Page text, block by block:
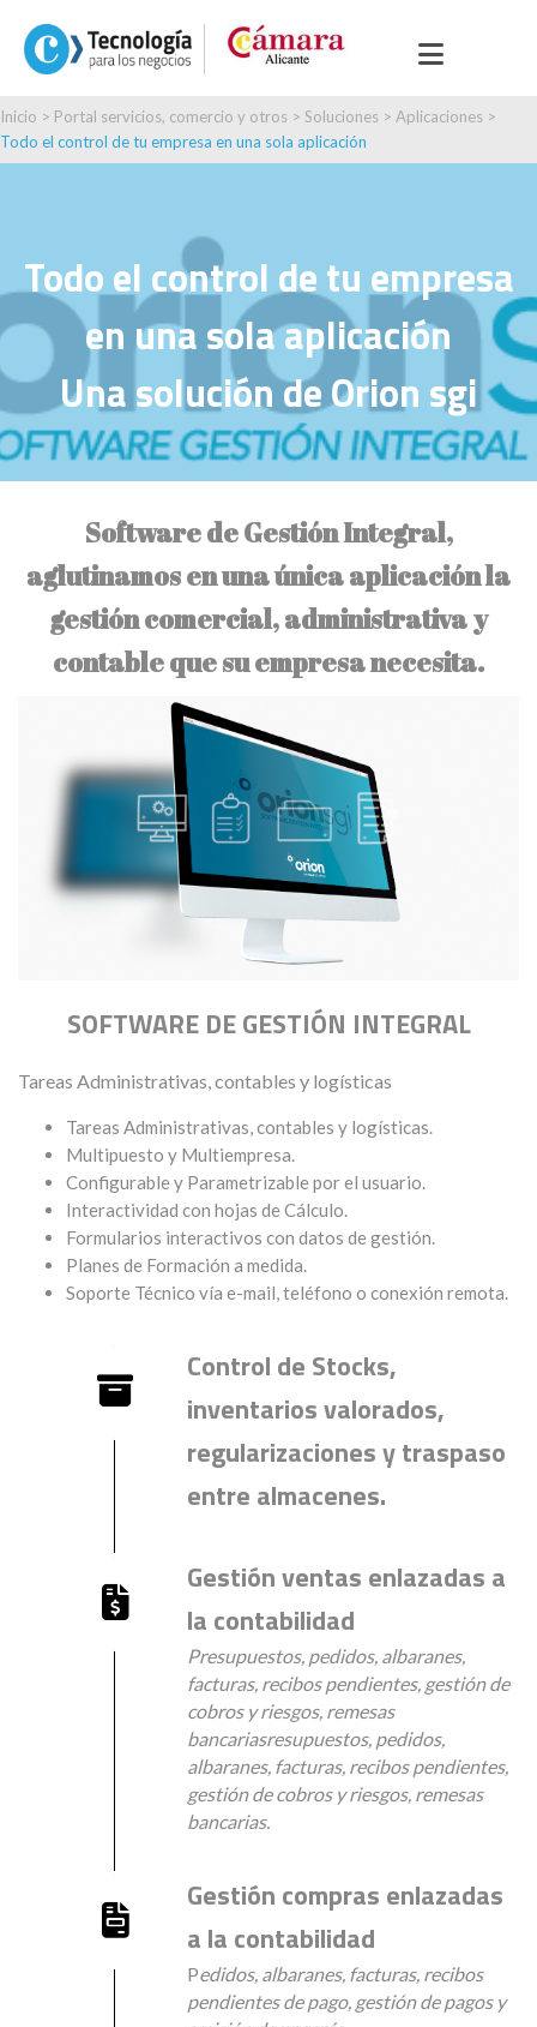
Inicio > Portal servicios, comercio y otros > Soluciones > Aplicaciones >
Todo el control de tu empresa en una sola aplicación
Todo el control de tu empresa
en una sola aplicación
Una solución de Orion sgi
Software de Gestión Integral,
aglutinamos en una única aplicación la
gestión comercial, administrativa y
contable que su empresa necesita.
SOFTWARE DE GESTIÓN INTEGRAL
Tareas Administrativas, contables y logísticas
Tareas Administrativas, contables y logísticas.
Multipuesto y Multiempresa.
Configurable y Parametrizable por el usuario.
Interactividad con hojas de Cálculo.
Formularios interactivos con datos de gestión.
Planes de Formación a medida.
Soporte Técnico vía e-mail, teléfono o conexión remota.
Control de Stocks,
inventarios valorados,
regularizaciones y traspaso
entre almacenes.
Gestión ventas enlazadas a
la contabilidad
Presupuestos, pedidos, albaranes,
facturas, recibos pendientes, gestión de
cobros y riesgos, remesas
bancariasresupuestos, pedidos,
albaranes, facturas, recibos pendientes,
gestión de cobros y riesgos, remesas
bancarias.
Gestión compras enlazadas
a la contabilidad
Pedidos, albaranes, facturas, recibos
pendientes de pago, gestión de pagos y